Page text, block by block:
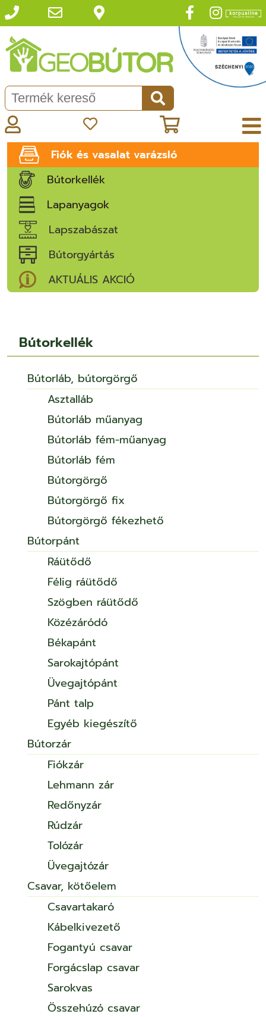
Fiók és vasalat varázsló
Bútorkellék
Lapanyagok
Lapszabászat
Bútorgyártás
AKTUÁLIS AKCIÓ
Bútorkellék
Bútorláb, bútorgörgő
Asztalláb
Bútorláb műanyag
Bútorláb fém-műanyag
Bútorláb fém
Bútorgörgő
Bútorgörgő fix
Bútorgörgő fékezhető
Bútorpánt
Ráütődő
Félig ráütődő
Szögben ráütődő
Közézáródó
Békapánt
Sarokajtópánt
Üvegajtópánt
Pánt talp
Egyéb kiegészítő
Bútorzár
Fiókzár
Lehmann zár
Redőnyzár
Rúdzár
Tolózár
Üvegajtózár
Csavar, kötőelem
Csavartakaró
Kábelkivezető
Fogantyú csavar
Forgácslap csavar
Sarokvas
Összehúzó csavar